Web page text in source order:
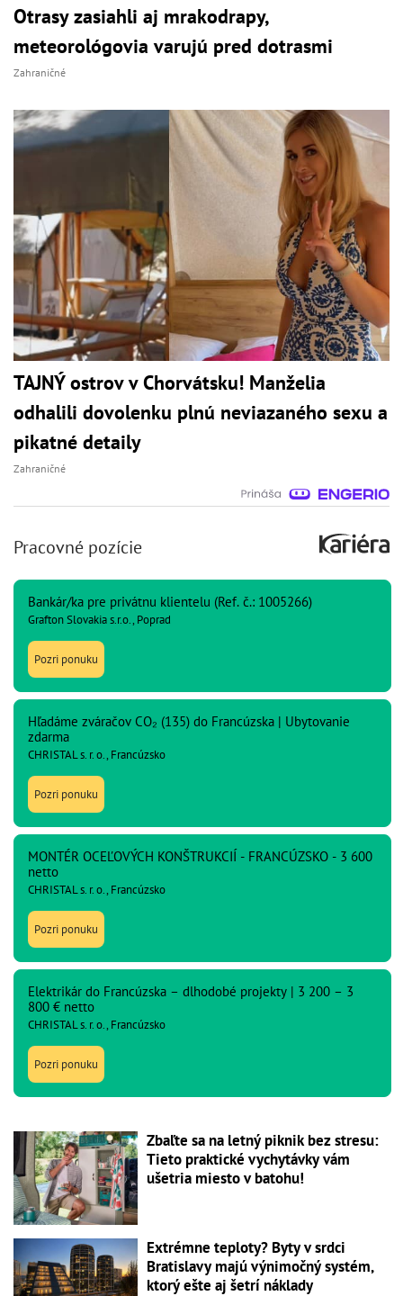
Otrasy zasiahli aj mrakodrapy,
meteorológovia varujú pred dotrasmi
Zahraničné
TAJNÝ ostrov v Chorvátsku! Manželia
odhalili dovolenku plnú neviazaného sexu a
pikatné detaily
Zahraničné
Pracovné pozície
Bankár/ka pre privátnu klientelu (Ref. č.: 1005266)
Grafton Slovakia s.r.o., Poprad
Pozri ponuku
Hľadáme zváračov CO₂ (135) do Francúzska | Ubytovanie
zdarma
CHRISTAL s. r. o., Francúzsko
Pozri ponuku
MONTÉR OCEĽOVÝCH KONŠTRUKCIÍ - FRANCÚZSKO - 3 600
netto
CHRISTAL s. r. o., Francúzsko
Pozri ponuku
Elektrikár do Francúzska – dlhodobé projekty | 3 200 – 3
800 € netto
CHRISTAL s. r. o., Francúzsko
Pozri ponuku
Zbaľte sa na letný piknik bez stresu:
Tieto praktické vychytávky vám
ušetria miesto v batohu!
Extrémne teploty? Byty v srdci
Bratislavy majú výnimočný systém,
ktorý ešte aj šetrí náklady